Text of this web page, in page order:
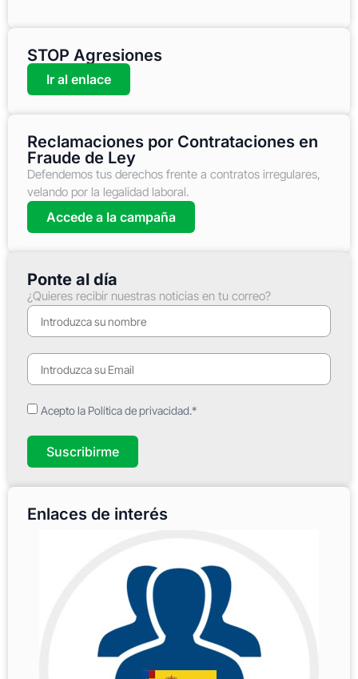
STOP Agresiones
Ir al enlace
Reclamaciones por Contrataciones en
Fraude de Ley
Defendemos tus derechos frente a contratos irregulares,
velando por la legalidad laboral.
Accede a la campaña
Ponte al día
¿Quieres recibir nuestras noticias en tu correo?
Acepto la Política de privacidad.*
Suscribirme
Enlaces de interés